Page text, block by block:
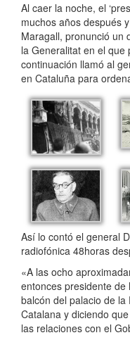
Al caer la noche, el
muchos años después
Maragall, pronunció un
la Generalitat en el que
continuación llamó al
en Cataluña para
Así lo contó el general
radiofónica 48horas
«A las ocho
entonces presidente
balcón del palacio de
Catalana y diciendo
las relaciones con el